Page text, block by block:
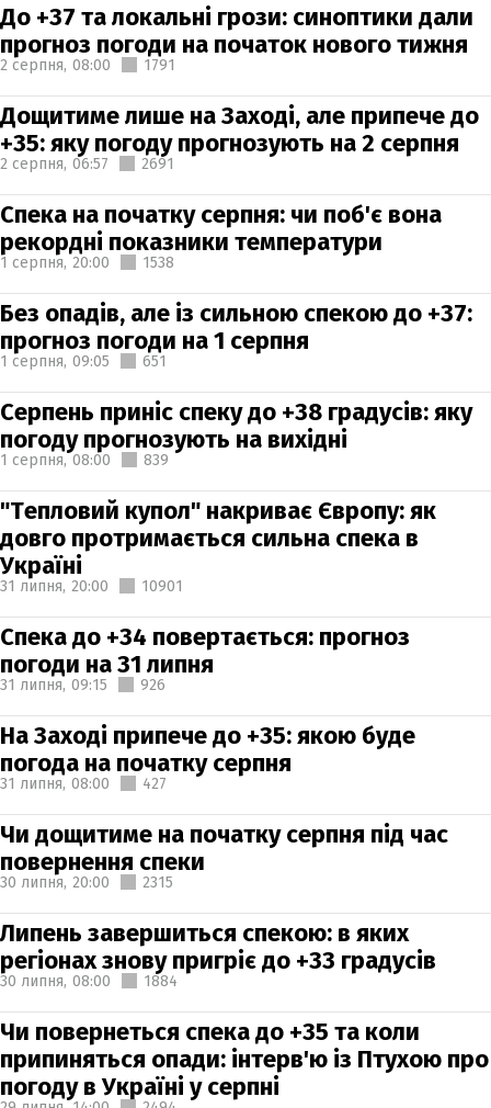
До +37 та локальні грози: синоптики дали
прогноз погоди на початок нового тижня
2 серпня, 08:00 1791
Дощитиме лише на Заході, але припече до
+35: яку погоду прогнозують на 2 серпня
2 серпня, 06:57 2691
Спека на початку серпня: чи поб'є вона
рекордні показники температури
1 серпня, 20:00 1538
Без опадів, але із сильною спекою до +37:
прогноз погоди на 1 серпня
1 серпня, 09:05 651
Серпень приніс спеку до +38 градусів: яку
погоду прогнозують на вихідні
1 серпня, 08:00 839
"Тепловий купол" накриває Європу: як
довго протримається сильна спека в
Україні
31 липня, 20:00 10901
Спека до +34 повертається: прогноз
погоди на 31 липня
31 липня, 09:15 926
На Заході припече до +35: якою буде
погода на початку серпня
31 липня, 08:00 427
Чи дощитиме на початку серпня під час
повернення спеки
30 липня, 20:00 2315
Липень завершиться спекою: в яких
регіонах знову пригріє до +33 градусів
30 липня, 08:00 1884
Чи повернеться спека до +35 та коли
припиняться опади: інтерв'ю із Птухою про
погоду в Україні у серпні